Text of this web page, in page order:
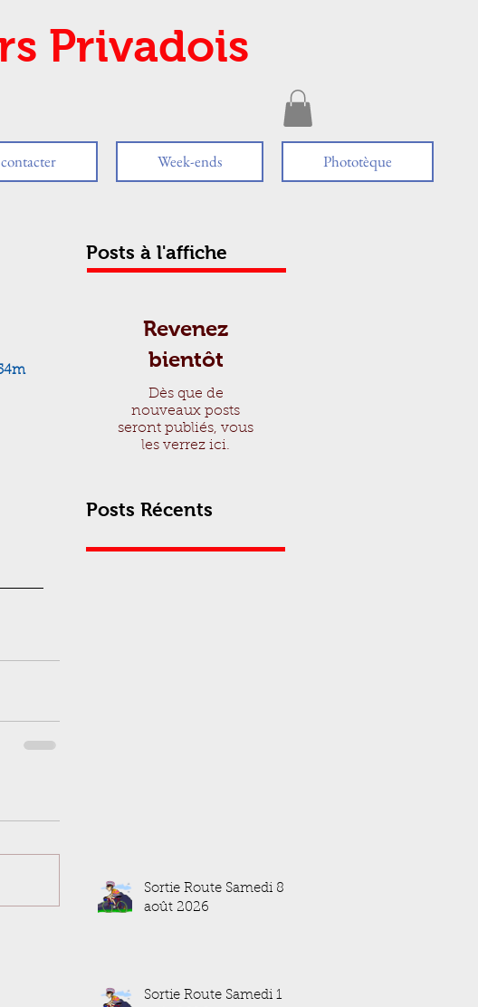
Privadois
Week-ends Phototèque
Posts à l'affiche
Revenez
bientôt
Dès que de
nouveaux posts
seront publiés, vous
les verrez ici.
Posts Récents
Sortie Route Samedi 8
août 2026
Sortie Route Samedi 1